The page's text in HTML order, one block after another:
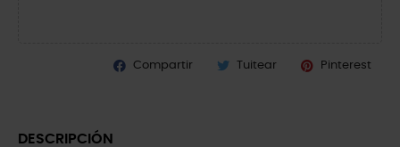
Compartir Tuitear Pinterest
DESCRIPCIÓN